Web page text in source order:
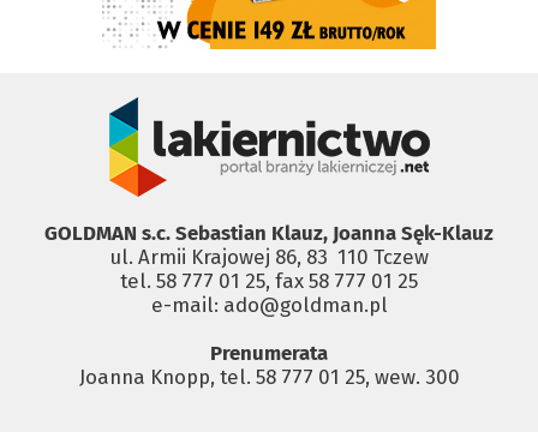
GOLDMAN s.c. Sebastian Klauz, Joanna Sęk-Klauz
ul. Armii Krajowej 86, 83 ­ 110 Tczew
tel. 58 777 01 25, fax 58 777 01 25
e-mail: ado@goldman.pl
Prenumerata
Joanna Knopp, tel. 58 777 01 25, wew. 300